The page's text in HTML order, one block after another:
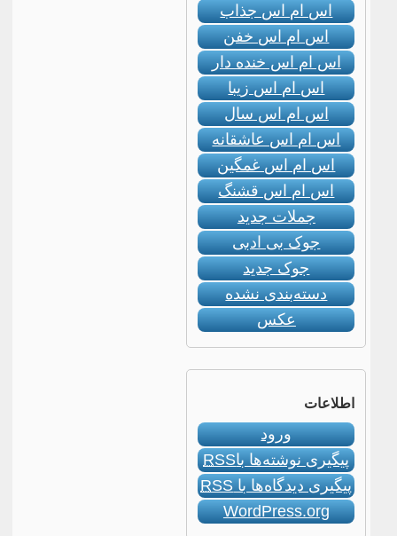
اس ام اس جذاب
اس ام اس خفن
اس ام اس خنده دار
اس ام اس زیبا
اس ام اس سال
اس ام اس عاشقانه
اس ام اس غمگین
اس ام اس قشنگ
جملات جدید
جوک بی ادبی
جوک جدید
دسته‌بندی نشده
عکس
اطلاعات
ورود
پیگیری نوشته‌ها باRSS
پیگیری دیدگاه‌ها باRSS
WordPress.org